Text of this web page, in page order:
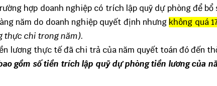
hợp doanh nghiệp có trích lập quỹ dự phòng để bổ
năm do doanh nghiệp quyết định nhưng không quá
thực chi trong năm).
lương thực tế đã chi trả của năm quyết toán đó đến
gồm số tiền trích lập quỹ dự phòng tiền lương của